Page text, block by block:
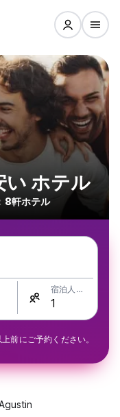
ホテル
軒ホテル
宿泊人数
前にご予約ください。